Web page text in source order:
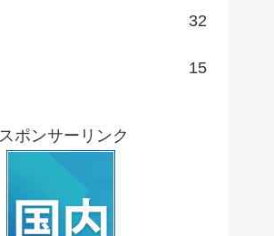
32
15
スポンサーリンク